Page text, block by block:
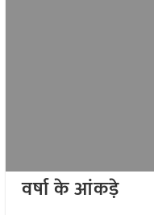
वर्षा के आंकड़े